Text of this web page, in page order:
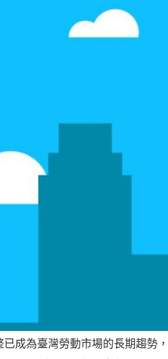
已成為臺灣勞動市場的長期趨勢